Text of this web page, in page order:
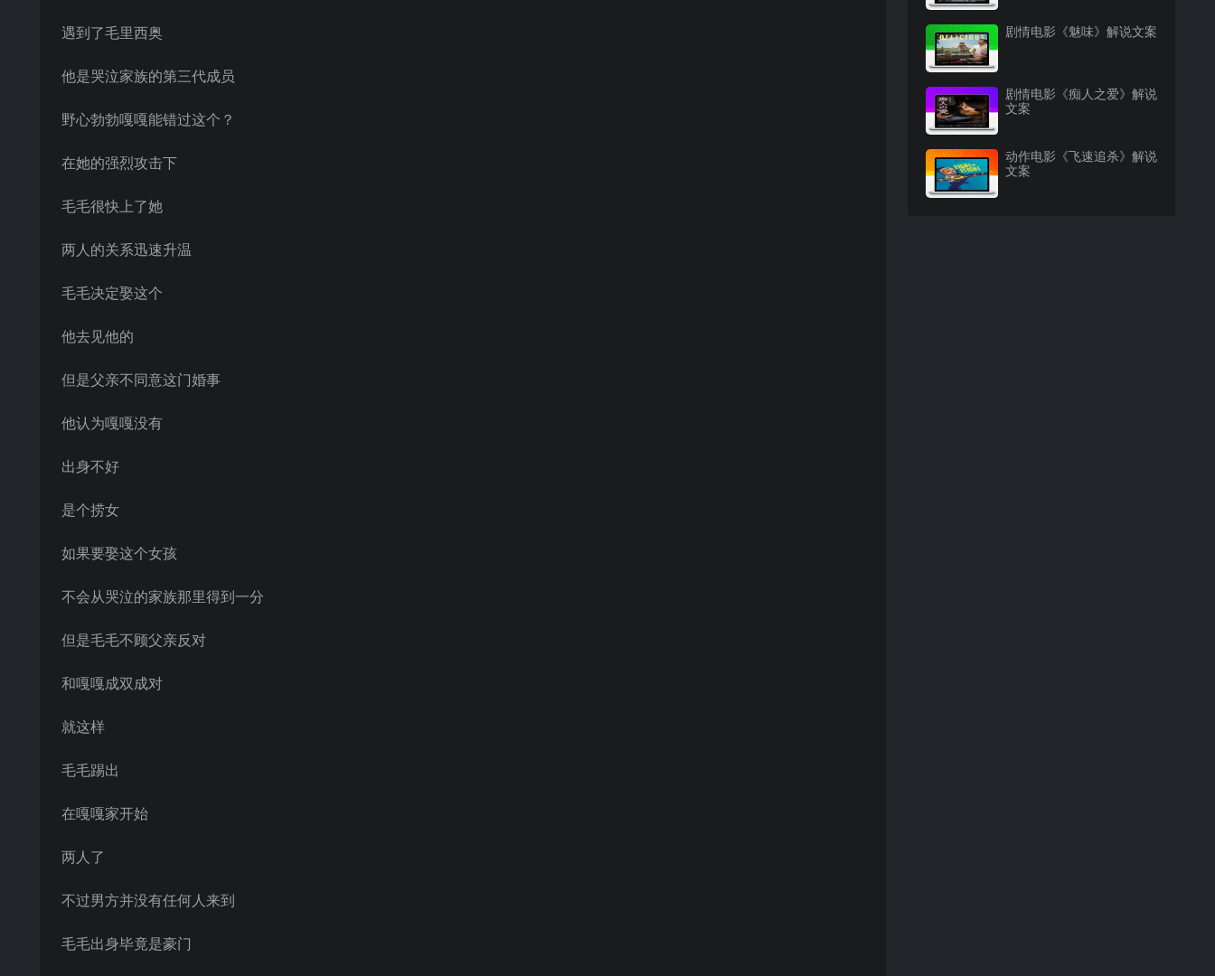
遇到了毛里西奥
他是哭泣家族的第三代成员
野心勃勃嘎嘎能错过这个？
在她的强烈攻击下
毛毛很快上了她
两人的关系迅速升温
毛毛决定娶这个
他去见他的
但是父亲不同意这门婚事
他认为嘎嘎没有
出身不好
是个捞女
如果要娶这个女孩
不会从哭泣的家族那里得到一分
但是毛毛不顾父亲反对
和嘎嘎成双成对
就这样
毛毛踢出
在嘎嘎家开始
两人了
不过男方并没有任何人来到
毛毛出身毕竟是豪门
剧情电影《魅味》解说文案
剧情电影《痴人之爱》解说
文案
动作电影《飞速追杀》解说
文案